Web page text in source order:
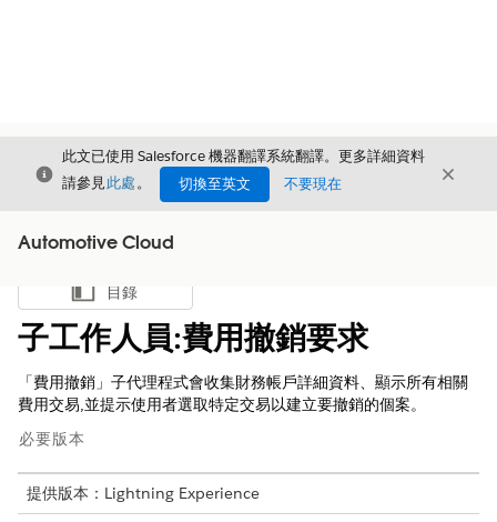
結束
此文已使用 Salesforce 機器翻譯系統翻譯。更多詳細資料
請參見此處。 切換至英文 不要現在 結束
Automotive Cloud
顯示目錄
目錄
子工作人員:費用撤銷要求
「費用撤銷」子代理程式會收集財務帳戶詳細資料、顯示所有相關
費用交易,並提示使用者選取特定交易以建立要撤銷的個案。
必要版本
提供版本：Lightning Experience